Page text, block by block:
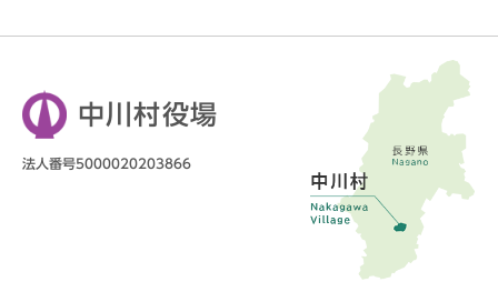
中川村役場
法人番号5000020203866